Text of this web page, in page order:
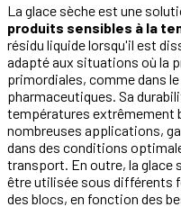
La glace sèche est une
produits sensibles à la
résidu liquide lorsqu'il est
adapté aux situations où la
primordiales, comme dans
pharmaceutiques. Sa
températures extrêmement
nombreuses applications,
dans des conditions
transport. En outre, la glace
être utilisée sous différents
des blocs, en fonction des